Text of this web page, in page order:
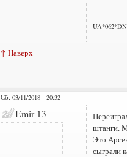
UA*062*DN
↑ Наверх
Сб, 03/11/2018 - 20:32
Emir 13
штанги.
Это
сыграли